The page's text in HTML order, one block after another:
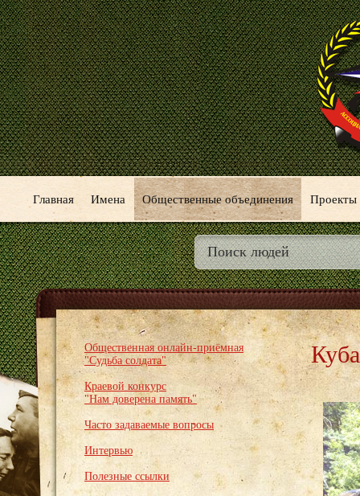
Главная Имена Общественные объединения Проекты
Общественная онлайн-приёмная
"Судьба солдата"
Краевой конкурс
"Нам доверена память"
Часто задаваемые вопросы
Интервью
Полезные ссылки